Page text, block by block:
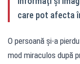
care pot afecta
O persoană și‑a
mod miraculos după